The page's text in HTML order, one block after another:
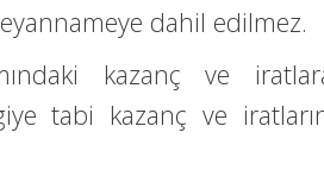
dahil edilmez.
kazanç ve
tabi kazanç ve